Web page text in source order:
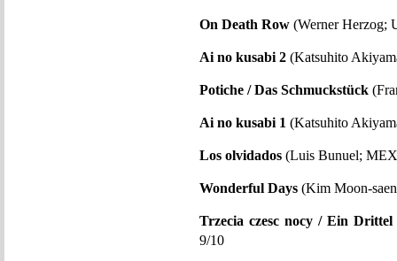
On Death Row (Werner Herzog;
Ai no kusabi 2 (Katsuhito
Potiche / Das Schmuckstück
Ai no kusabi 1 (Katsuhito
Los olvidados (Luis Bunuel;
Wonderful Days (Kim Moon-
Trzecia czesc nocy / Ein
9/10